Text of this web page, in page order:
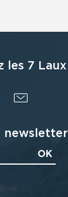
les 7 Laux
newsletter